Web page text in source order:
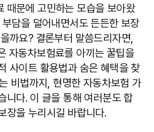
때문에 고민하는 모습을 보아왔
담을 덜어내면서도 든든한 보장
까요? 결론부터 말씀드리자면,
자동차보험료를 아끼는 꿀팁을
사이트 활용법과 숨은 혜택을 찾
비법까지, 현명한 자동차보험 가
니다. 이 글을 통해 여러분도 합
장을 누리시길 바랍니다.